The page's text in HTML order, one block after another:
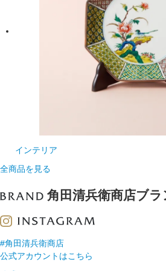
インテリア
全商品を見る
角田清兵衛商店ブラ
#角田清兵衛商店
公式アカウントはこちら